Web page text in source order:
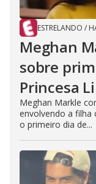
ESTRELANDO /
Meghan
sobre
Princesa
Meghan Markle
envolvendo a filha
o primeiro dia de...